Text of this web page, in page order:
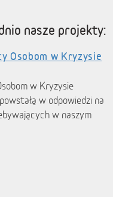
nasze projekty:
Osobom w Kryzysie
w Kryzysie
w odpowiedzi na
w naszym